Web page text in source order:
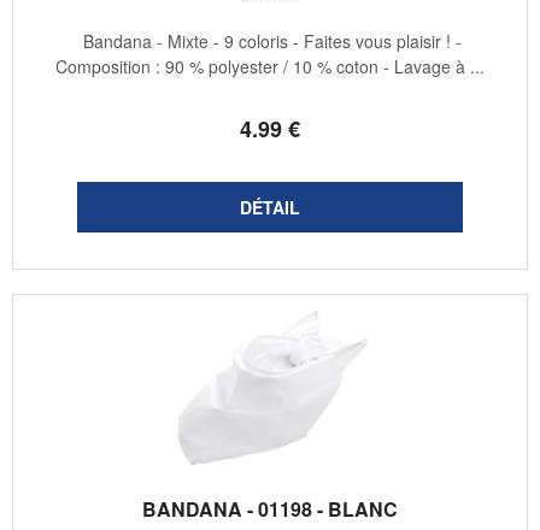
4.99€
Bandana - Mixte - 9 coloris - Faites vous plaisir ! -
Composition : 90 % polyester / 10 % coton - Lavage à ...
BANDANA - 01198 - BLANC